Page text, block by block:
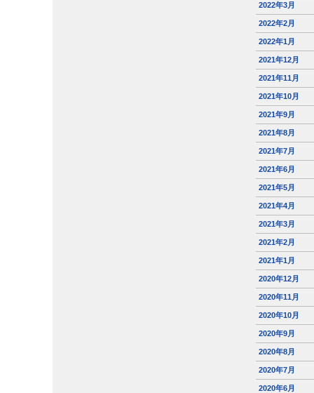
2022年3月
2022年2月
2022年1月
2021年12月
2021年11月
2021年10月
2021年9月
2021年8月
2021年7月
2021年6月
2021年5月
2021年4月
2021年3月
2021年2月
2021年1月
2020年12月
2020年11月
2020年10月
2020年9月
2020年8月
2020年7月
2020年6月